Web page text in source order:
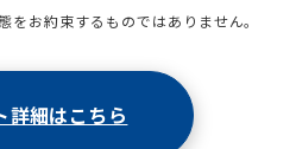
お約束するものではありません。
詳細はこちら